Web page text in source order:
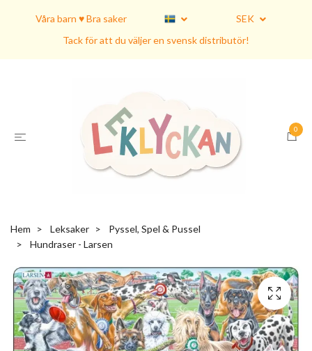
Våra barn ♥ Bra saker
SEK
Tack för att du väljer en svensk distributör!
0
Hem Leksaker
Pyssel, Spel & Pussel
Hundraser - Larsen